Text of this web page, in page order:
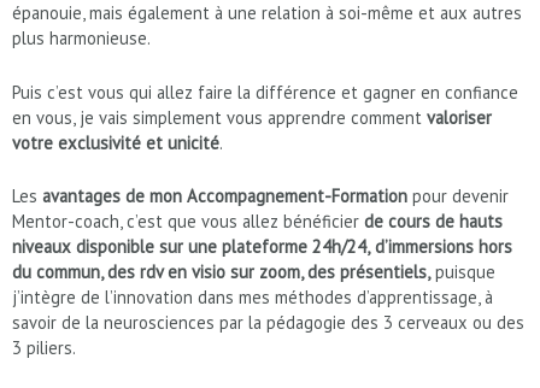
épanouie, mais également à une relation à soi-même et aux autres
plus harmonieuse.
Puis c’est vous qui allez faire la différence et gagner en confiance
en vous, je vais simplement vous apprendre comment valoriser
votre exclusivité et unicité.
Les avantages de mon Accompagnement-Formation pour devenir
Mentor-coach, c’est que vous allez bénéficier de cours de hauts
niveaux disponible sur une plateforme 24h/24, d’immersions hors
du commun, des rdv en visio sur zoom, des présentiels,puisque
j’intègre de l’innovation dans mes méthodes d’apprentissage, à
savoir de la neurosciences par la pédagogie des 3 cerveaux ou des
3 piliers.